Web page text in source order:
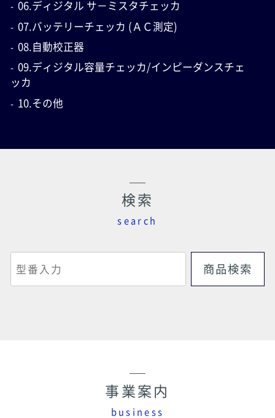
06.ディジタル サ－ミスタチェッカ
07.バッテリーチェッカ (ＡＣ測定)
08.自動校正器
09.ディジタル容量チェッカ/インピーダンスチェ
ッカ
10.その他
検索
search
事業案内
business